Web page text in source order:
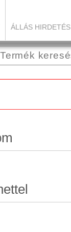
ÁLLÁS HIRDETÉS